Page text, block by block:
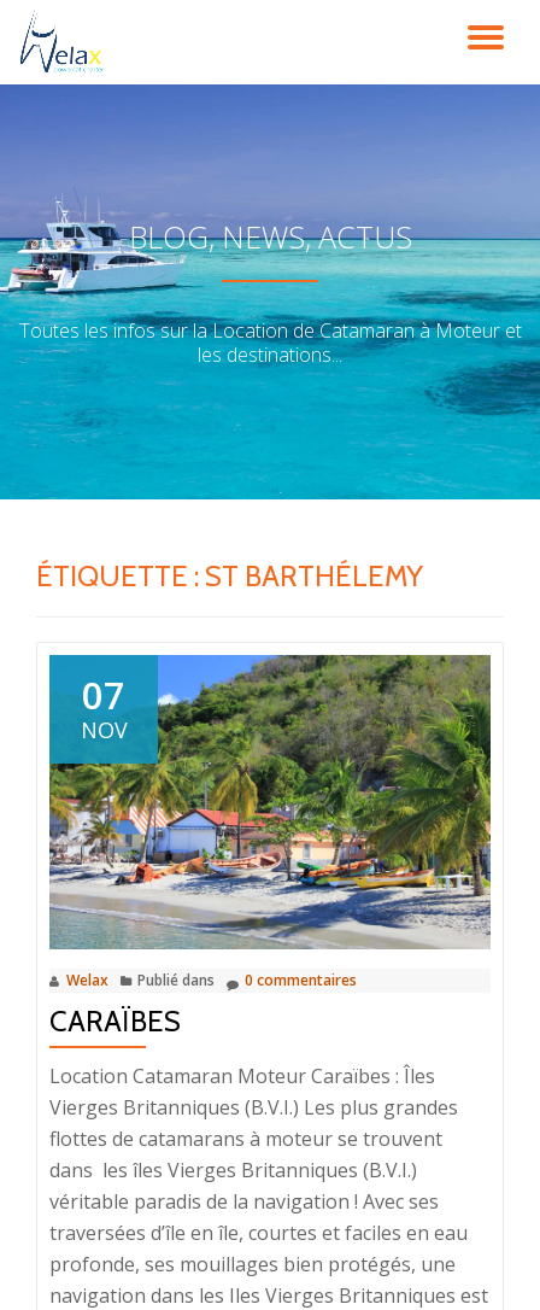
Aller
au
BLOG, NEWS, ACTUS
Toutes les infos sur la Location de Catamaran à Moteur et
les destinations...
ÉTIQUETTE : ST BARTHÉLEMY
07
NOV
Welax Publié dans 0 commentaires
CARAÏBES
Location Catamaran Moteur Caraïbes : Îles
Vierges Britanniques (B.V.I.) Les plus grandes
flottes de catamarans à moteur se trouvent
dans les îles Vierges Britanniques (B.V.I.)
véritable paradis de la navigation ! Avec ses
traversées d’île en île, courtes et faciles en eau
profonde, ses mouillages bien protégés, une
navigation dans les Iles Vierges Britanniques est